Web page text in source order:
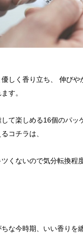
しく香り立ち、 伸びや
す。
て楽しめる16個のパッ
コチラは、
くないので気分転換程
な今時期、いい香りを